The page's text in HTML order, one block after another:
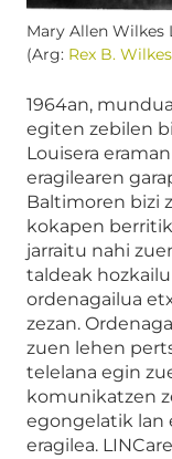
Mary Allen Wilkes
(Arg: Rex B.
1964an,
egiten zebilen
Louisera
eragilearen
Baltimoren bizi
kokapen
jarraitu nahi
taldeak
ordenagailua
zezan.
zuen lehen
telelana egin
komunikatzen
egongelatik lan
eragilea.